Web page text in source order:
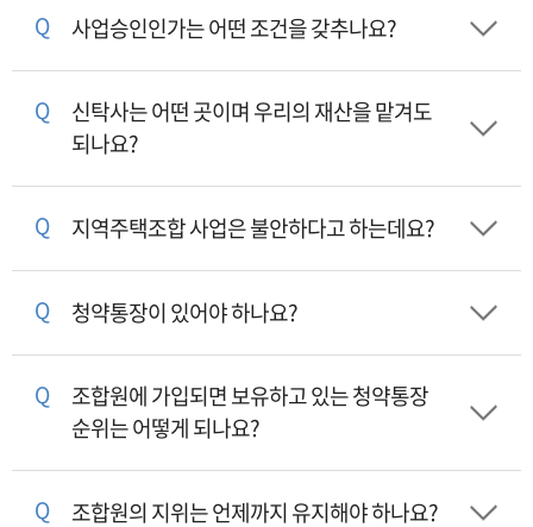
Q 사업승인인가는 어떤 조건을 갖추나요?
Q
신탁사는 어떤 곳이며 우리의 재산을 맡겨도
되나요?
Q 지역주택조합 사업은 불안하다고 하는데요?
Q 청약통장이 있어야 하나요?
Q
조합원에 가입되면 보유하고 있는 청약통장
순위는 어떻게 되나요?
Q 조합원의 지위는 언제까지 유지해야 하나요?